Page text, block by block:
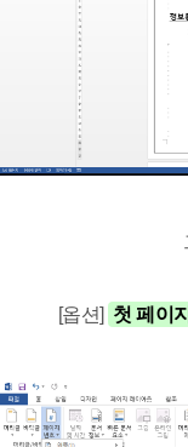
[옵션] 첫 페이